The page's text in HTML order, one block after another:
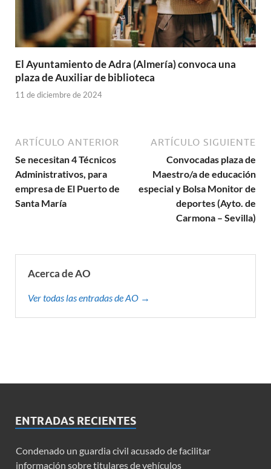
El Ayuntamiento de Adra (Almería) convoca una
plaza de Auxiliar de biblioteca
11 de diciembre de 2024
ARTÍCULO ANTERIOR
Se necesitan 4 Técnicos
Administrativos, para
empresa de El Puerto de
Santa María
ARTÍCULO SIGUIENTE
Convocadas plaza de
Maestro/a de educación
especial y Bolsa Monitor de
deportes (Ayto. de
Carmona – Sevilla)
Acerca de AO
Ver todas las entradas de AO →
ENTRADAS RECIENTES
Condenado un guardia civil acusado de facilitar
información sobre titulares de vehículos